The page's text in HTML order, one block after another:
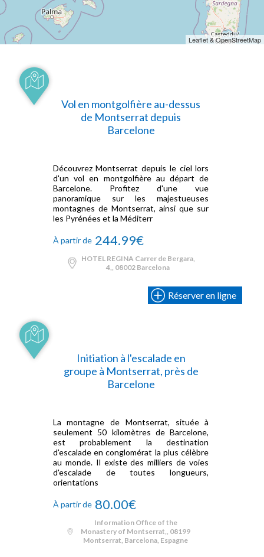
Leaflet & OpenStreetMap
Vol en montgolfière au-dessus
de Montserrat depuis
Barcelone
Découvrez Montserrat depuis le ciel lors
d'un vol en montgolfière au départ de
Barcelone. Profitez d'une vue
panoramique sur les majestueuses
montagnes de Montserrat, ainsi que sur
les Pyrénées et la Méditerr
À partir de 244.99€
HOTEL REGINA Carrer de Bergara,
4,, 08002 Barcelona
Réserver en ligne
Initiation à l'escalade en
groupe à Montserrat, près de
Barcelone
La montagne de Montserrat, située à
seulement 50 kilomètres de Barcelone,
est probablement la destination
d'escalade en conglomérat la plus célèbre
au monde. Il existe des milliers de voies
d'escalade de toutes longueurs,
orientations
À partir de 80.00€
Information Office of the
Monastery of Montserrat,, 08199
Montserrat, Barcelona, Espagne